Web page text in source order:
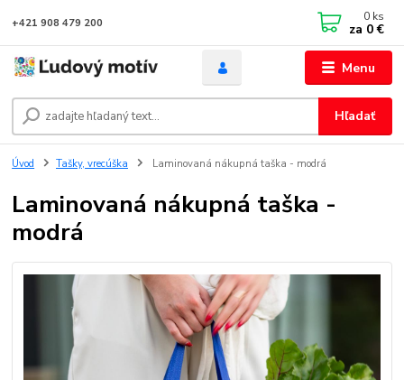
Menu
Hľadať
+421 908 479 200 0 ks
za 0 €
Úvod Tašky, vrecúška Laminovaná nákupná taška - modrá
Laminovaná nákupná taška -
modrá